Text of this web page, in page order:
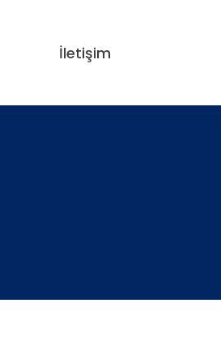
İletişim